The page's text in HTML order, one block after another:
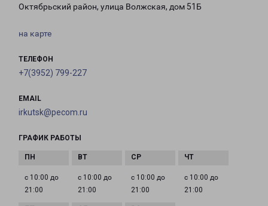
Октябрьский район, улица Волжская, дом 51Б
на карте
ТЕЛЕФОН
+7(3952) 799-227
EMAIL
irkutsk@pecom.ru
ГРАФИК РАБОТЫ
с 10:00 до
21:00
с 10:00 до
21:00
с 10:00 до
21:00
с 10:00 до
21:00